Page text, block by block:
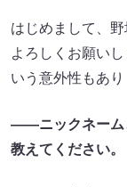
はじめまして、
よろしくお願い
いう意外性もあ
――ニックネーム
教えてください。